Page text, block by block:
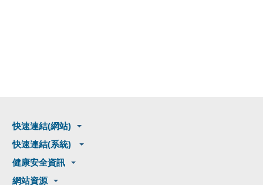
快速連結(網站)
快速連結(系統)
健康安全資訊
網站資源